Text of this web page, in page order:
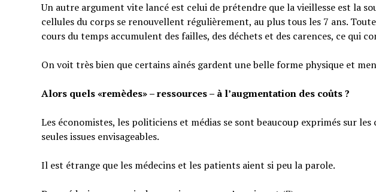
Un autre argument vite lancé est celui de prétendre que la vieillesse est la
cellules du corps se renouvellent régulièrement, au plus tous les 7 ans.
cours du temps accumulent des failles, des déchets et des carences, ce qui
On voit très bien que certains aînés gardent une belle forme physique et
Alors quels «remèdes» – ressources – à l’augmentation des coûts ?
Les économistes, les politiciens et médias se sont beaucoup exprimés sur
seules issues envisageables.
Il est étrange que les médecins et les patients aient si peu la parole.